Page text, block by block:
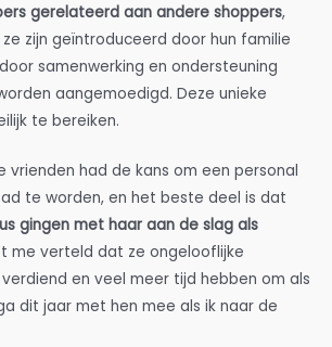
gerelateerd aan andere shoppers,
zijn geïntroduceerd door hun familie
samenwerking en ondersteuning
aangemoedigd. Deze unieke
te bereiken.
vrienden had de kans om een personal
te worden, en het beste deel is dat
gingen met haar aan de slag als
me verteld dat ze ongelooflijke
en veel meer tijd hebben om als
dit jaar met hen mee als ik naar de